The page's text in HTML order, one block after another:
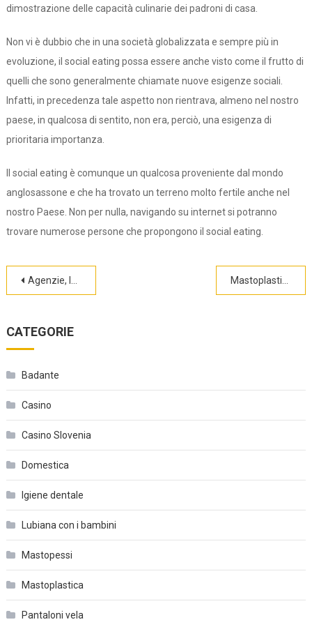
dimostrazione delle capacità culinarie dei padroni di casa.
Non vi è dubbio che in una società globalizzata e sempre più in
evoluzione, il social eating possa essere anche visto come il frutto di
quelli che sono generalmente chiamate nuove esigenze sociali.
Infatti, in precedenza tale aspetto non rientrava, almeno nel nostro
paese, in qualcosa di sentito, non era, perciò, una esigenza di
prioritaria importanza.
Il social eating è comunque un qualcosa proveniente dal mondo
anglosassone e che ha trovato un terreno molto fertile anche nel
nostro Paese. Non per nulla, navigando su internet si potranno
trovare numerose persone che propongono il social eating.
Navigazione
Agenzie, la formula vincente per cercare una badante
CATEGORIE
Badante
Casino
Casino Slovenia
Domestica
Igiene dentale
Lubiana con i bambini
Mastopessi
Mastoplastica
Pantaloni vela